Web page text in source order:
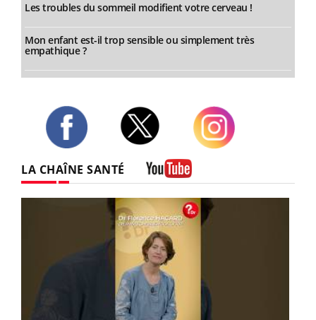
Les troubles du sommeil modifient votre cerveau !
Mon enfant est-il trop sensible ou simplement très
empathique ?
LA CHAÎNE SANTÉ